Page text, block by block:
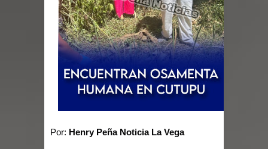
hechos separados
EEUU: Tres muertos y cuatro heridos
por tiroteo en Seattle
Heridos y edificios colapsados tras
Por: Henry Peña Noticia La Vega